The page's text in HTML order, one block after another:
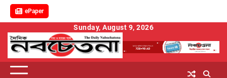
ePaper
content
Sunday, August 9, 2026